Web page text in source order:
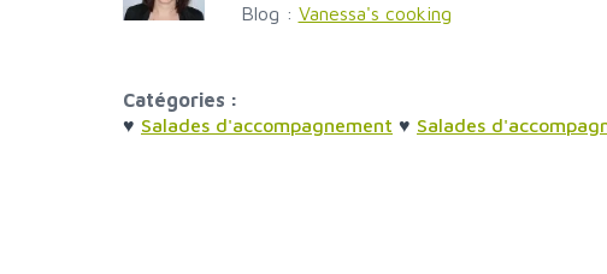
Blog : Vanessa's cooking
Catégories :
♥ Salades d'accompagnement ♥ Salades